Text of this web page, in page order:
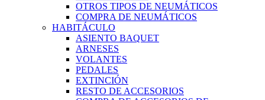
OTROS TIPOS DE NEUMÁTICOS
COMPRA DE NEUMÁTICOS
HABITÁCULO
ASIENTO BAQUET
ARNESES
VOLANTES
PEDALES
EXTINCIÓN
RESTO DE ACCESORIOS